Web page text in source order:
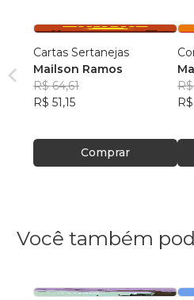
Cartas Sertanejas
Mailson Ramos
R$ 64,61
R$ 51,15
Comprar
Você também